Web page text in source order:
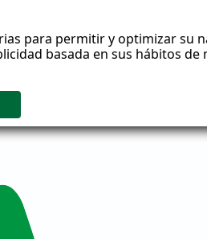
para permitir y optimizar
basada en sus hábitos